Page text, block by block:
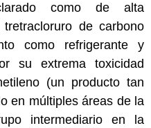
como de alta
de carbono
como refrigerante y
su extrema toxicidad
(un producto tan
en múltiples áreas de la
intermediario en la